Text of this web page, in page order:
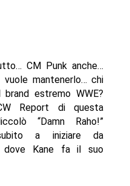
CM Punk anche…
mantenerlo… chi
estremo WWE?
Report di questa
“Damn Raho!”
a iniziare da
dove Kane fa il suo